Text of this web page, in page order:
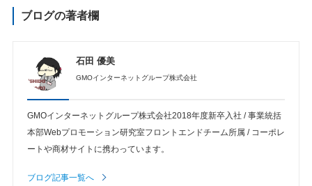
ブログの著者欄
石田 優美
GMOインターネットグループ株式会社
GMOインターネットグループ株式会社2018年度新卒入社 / 事業統括
本部Webプロモーション研究室フロントエンドチーム所属 / コーポレ
ートや商材サイトに携わっています。
ブログ記事一覧へ